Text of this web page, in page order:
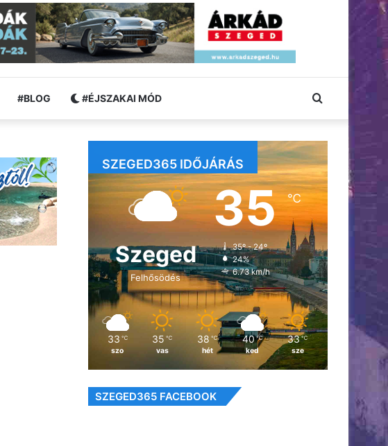
#BLOG #ÉJSZAKAI MÓD Keresés:
SZEGED365 IDŐJÁRÁS
Szeged
Felhősödés
35℃
35º - 24º
24%
6.73 km/h
33 ℃
szo
35 ℃
vas
38 ℃
hét
40 ℃
ked
33 ℃
sze
SZEGED365 FACEBOOK